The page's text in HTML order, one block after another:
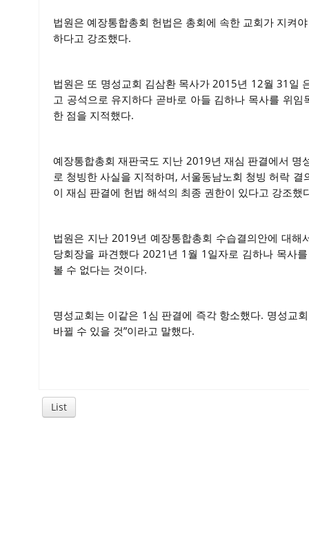
법원은 예장통합총회 헌법은 총회에 속한 교회가 지켜
하다고 강조했다.
법원은 또 명성교회 김삼환 목사가 2015년 12월 31일
고 공석으로 유지하다 곧바로 아들 김하나 목사를 위
한 점을 지적했다.
예장통합총회 재판국도 지난 2019년 재심 판결에서
로 청빙한 사실을 지적하며, 서울동남노회 청빙 허락
이 재심 판결에 헌법 해석의 최종 권한이 있다고 강조했
법원은 지난 2019년 예장통합총회 수습결의안에 대
당회장을 파견했다 2021년 1월 1일자로 김하나 목사
볼 수 없다는 것이다.
명성교회는 이같은 1심 판결에 즉각 항소했다. 명성교
바뀔 수 있을 것”이라고 말했다.
List